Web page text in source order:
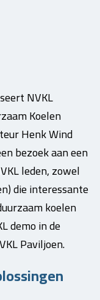
NVKL
Koelen
Henk Wind
bezoek aan een
leden, zowel
die interessante
koelen
demo in de
Paviljoen.